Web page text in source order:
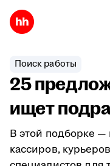
Поиск работы
25
ищет
В этой подборке —
кассиров,